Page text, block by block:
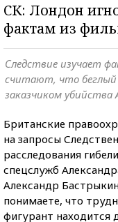
СК: Лондон
фактам из
Следствие изучает
считают, что
заказчиком
Британские
на запросы
расследования
спецслужб
Александр
понимаете, что
фигурант находится